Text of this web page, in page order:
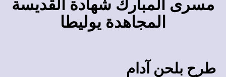
مسرى المبارك شهادة القديسة
المجاهدة يوليطا
طرح بلحن آدام